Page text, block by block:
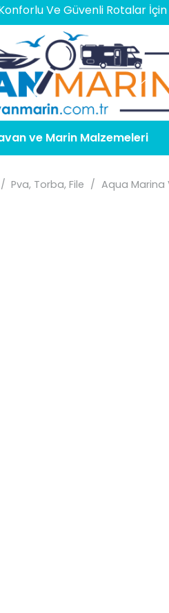
Ve Güvenli Rotalar İçinEn
ve Marin Malzemeleri
/ Pva, Torba, File / Aqua Marina